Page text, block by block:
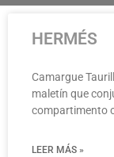
HERMÉS
Camargue
maletín que
compartimento
LEER MÁS »